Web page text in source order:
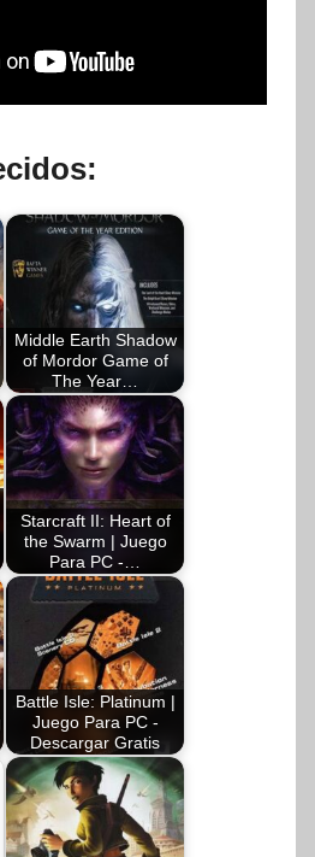
Middle Earth Shadow
of Mordor Game of
The Year…
Starcraft II: Heart of
the Swarm | Juego
Para PC -…
Battle Isle: Platinum |
Juego Para PC -
Descargar Gratis